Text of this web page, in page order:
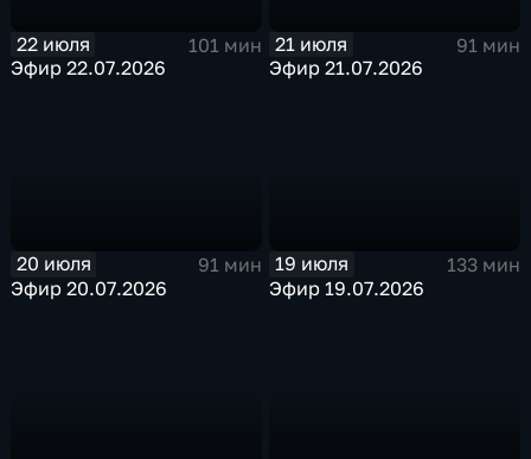
22 июля
101 мин
Эфир 22.07.2026
21 июля
91 мин
Эфир 21.07.2026
20 июля
91 мин
Эфир 20.07.2026
19 июля
133 мин
Эфир 19.07.2026